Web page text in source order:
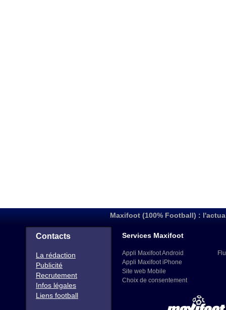
Maxifoot (100% Football) :
Contacts
La rédaction
Publicité
Recrutement
Infos légales
Liens football
Services Maxifoot
Appli Maxifoot Android
Appli Maxifoot iPhone
Site web Mobile
Choix de consentement